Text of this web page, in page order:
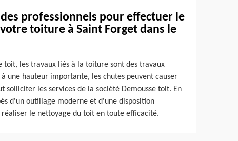
professionnels pour effectuer le
toiture à Saint Forget dans le
toit, les travaux liés à la toiture sont des travaux
une hauteur importante, les chutes peuvent causer
solliciter les services de la société Demousse toit. En
d'un outillage moderne et d'une disposition
le nettoyage du toit en toute efficacité.